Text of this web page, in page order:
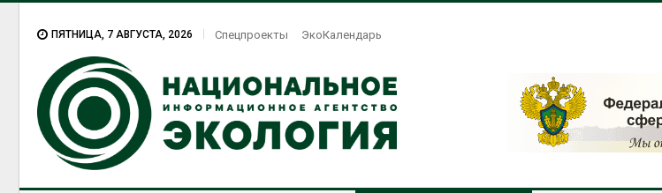
ПЯТНИЦА, 7 АВГУСТА, 2026 Спецпроекты ЭкоКалендарь